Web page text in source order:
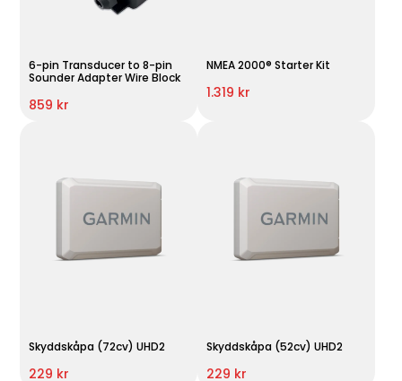
6-pin Transducer to 8-pin
Sounder Adapter Wire Block
859 kr
NMEA 2000® Starter Kit
1.319 kr
Skyddskåpa (72cv) UHD2
229 kr
Skyddskåpa (52cv) UHD2
229 kr